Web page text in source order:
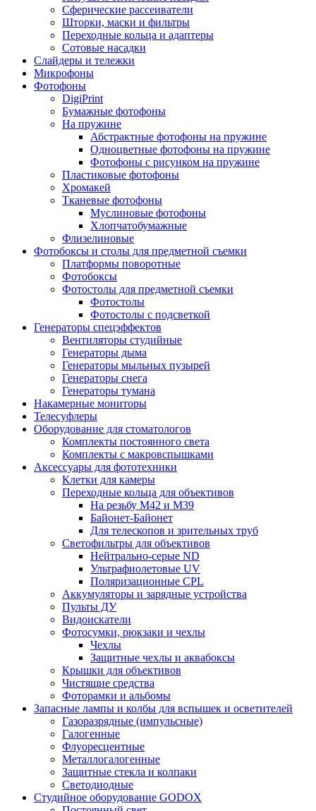
Сферические рассеиватели
Шторки, маски и фильтры
Переходные кольца и адаптеры
Сотовые насадки
Слайдеры и тележки
Микрофоны
Фотофоны
DigiPrint
Бумажные фотофоны
На пружине
Абстрактные фотофоны на пружине
Одноцветные фотофоны на пружине
Фотофоны с рисунком на пружине
Пластиковые фотофоны
Хромакей
Тканевые фотофоны
Муслиновые фотофоны
Хлопчатобумажные
Флизелиновые
Фотобоксы и столы для предметной съемки
Платформы поворотные
Фотобоксы
Фотостолы для предметной съемки
Фотостолы
Фотостолы с подсветкой
Генераторы спецэффектов
Вентиляторы студийные
Генераторы дыма
Генераторы мыльных пузырей
Генераторы снега
Генераторы тумана
Накамерные мониторы
Телесуфлеры
Оборудование для стоматологов
Комплекты постоянного света
Комплекты с макровспышками
Аксессуары для фототехники
Клетки для камеры
Переходные кольца для объективов
На резьбу М42 и М39
Байонет-Байонет
Для телескопов и зрительных труб
Светофильтры для объективов
Нейтрально-серые ND
Ультрафиолетовые UV
Поляризационные CPL
Аккумуляторы и зарядные устройства
Пульты ДУ
Видоискатели
Фотосумки, рюкзаки и чехлы
Чехлы
Защитные чехлы и аквабоксы
Крышки для объективов
Чистящие средства
Фоторамки и альбомы
Запасные лампы и колбы для вспышек и осветителей
Газоразрядные (импульсные)
Галогенные
Флуоресцентные
Металлогалогенные
Защитные стекла и колпаки
Светодиодные
Студийное оборудование GODOX